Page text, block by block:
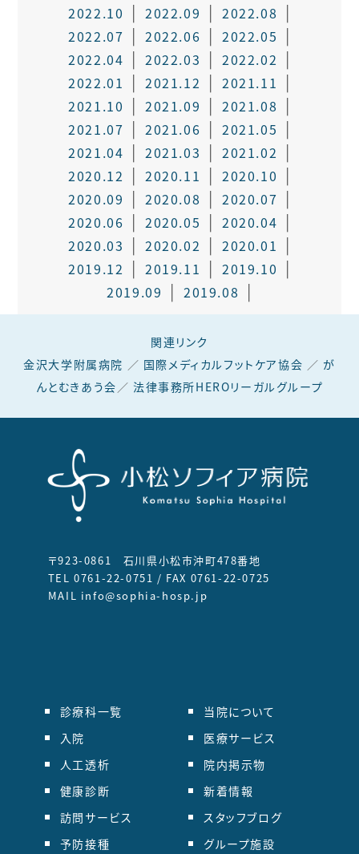
2022.10
2022.09
2022.08
2022.07
2022.06
2022.05
2022.04
2022.03
2022.02
2022.01
2021.12
2021.11
2021.10
2021.09
2021.08
2021.07
2021.06
2021.05
2021.04
2021.03
2021.02
2020.12
2020.11
2020.10
2020.09
2020.08
2020.07
2020.06
2020.05
2020.04
2020.03
2020.02
2020.01
2019.12
2019.11
2019.10
2019.09
2019.08
関連リンク
金沢大学附属病院 ／ 国際メディカルフットケア協会 ／ が
んとむきあう会 ／ 法律事務所HEROリーガルグループ
〒923-0861 石川県小松市沖町478番地
TEL 0761-22-0751 / FAX 0761-22-0725
MAIL info@sophia-hosp.jp
診療科一覧
入院
人工透析
健康診断
訪問サービス
予防接種
当院について
医療サービス
院内掲示物
新着情報
スタッフブログ
グループ施設